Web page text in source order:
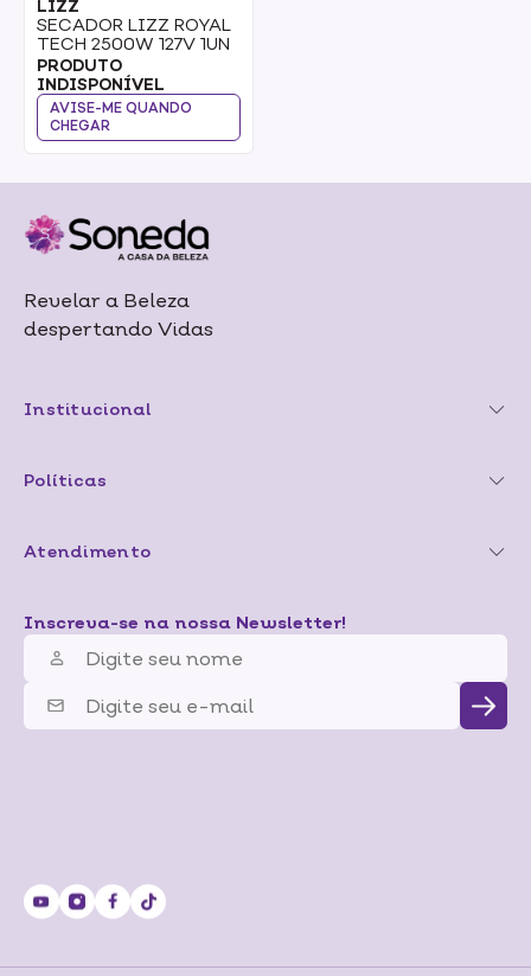
LIZZ
SECADOR LIZZ ROYAL
TECH 2500W 127V 1UN
PRODUTO
INDISPONÍVEL
AVISE-ME QUANDO
CHEGAR
Revelar a Beleza
despertando Vidas
Institucional
Políticas
Atendimento
Inscreva-se na nossa Newsletter!